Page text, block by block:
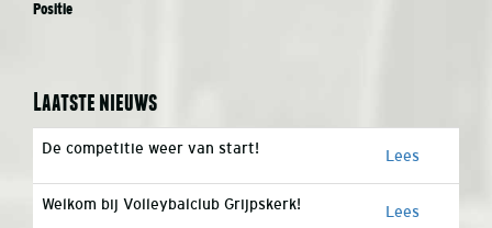
Positie
Laatste nieuws
De competitie weer van start! Lees
Welkom bij Volleybalclub Grijpskerk! Lees